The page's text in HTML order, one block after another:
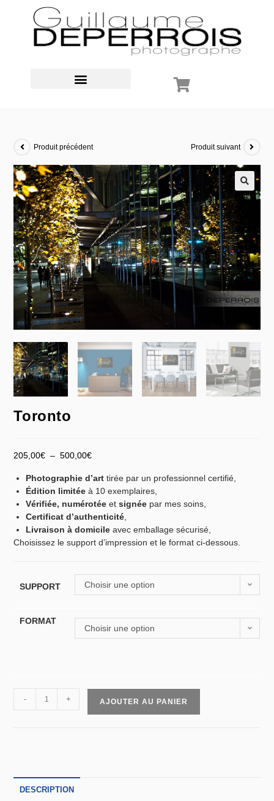
Produit précédent Produit suivant
Toronto
205,00€ – 500,00€
Photographie d’art tirée par un professionnel certifié,
Édition limitéeà 10 exemplaires,
Vérifiée, numérotée etsignée par mes soins,
Certificat d’authenticité
Livraison à domicile avec emballage sécurisé,
Choisissez le support d’impression et le format ci-dessous.
SUPPORT Choisir une option
FORMAT
Choisir une option
- + AJOUTER AU PANIER
DESCRIPTION